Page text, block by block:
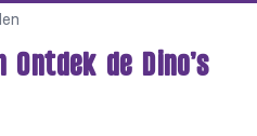
Ontdek de Dino’s